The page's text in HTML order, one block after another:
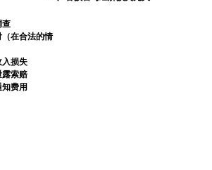
查
在合法的情
入损失
露索赔
费用